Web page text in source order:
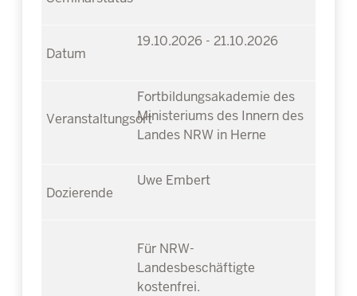
19.10.2026 - 21.10.2026
Fortbildungsakademie des
Ministeriums des Innern des
Landes NRW in Herne
Uwe Embert
Für NRW-
Landesbeschäftigte
kostenfrei.